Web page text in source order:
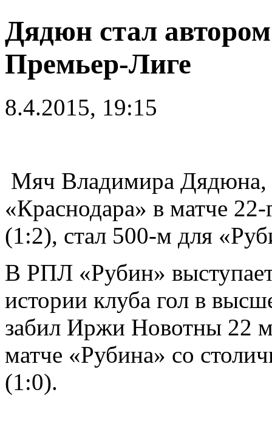
Дядюн стал
Премьер-Лиге
8.4.2015, 19:15
Мяч Владимира Дядюна,
«Краснодара» в матче
(1:2), стал 500-м для
В РПЛ «Рубин»
истории клуба гол в
забил Иржи Новотны 22
матче «Рубина» со
(1:0).